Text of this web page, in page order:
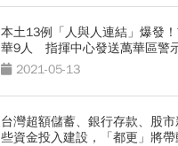
本土13例「人與人連結」爆發
華9人 指揮中心發送萬華區警
2021-05-13
台灣超額儲蓄、銀行存款、股
些資金投入建設，「都更」將